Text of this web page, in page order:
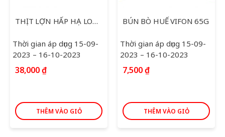
THỊT LỢN HẤP HẠ LONG 150G
Thời gian áp dụng 15-09-
2023 – 16-10-2023
38,000₫
THÊM VÀO GIỎ
BÚN BÒ HUẾ VIFON 65G
Thời gian áp dụng 15-09-
2023 – 16-10-2023
7,500₫
THÊM VÀO GIỎ